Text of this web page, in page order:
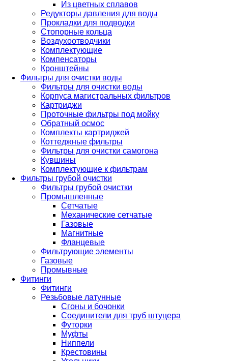
Из цветных сплавов
Редукторы давления для воды
Прокладки для подводки
Стопорные кольца
Воздухоотводчики
Комплектующие
Компенсаторы
Кронштейны
Фильтры для очистки воды
Фильтры для очистки воды
Корпуса магистральных фильтров
Картриджи
Проточные фильтры под мойку
Обратный осмос
Комплекты картриджей
Коттеджные фильтры
Фильтры для очистки самогона
Кувшины
Комплектующие к фильтрам
Фильтры грубой очистки
Фильтры грубой очистки
Промышленные
Сетчатые
Механические сетчатые
Газовые
Магнитные
Фланцевые
Фильтрующие элементы
Газовые
Промывные
Фитинги
Фитинги
Резьбовые латунные
Сгоны и бочонки
Соединители для труб штуцера
Футорки
Муфты
Ниппели
Крестовины